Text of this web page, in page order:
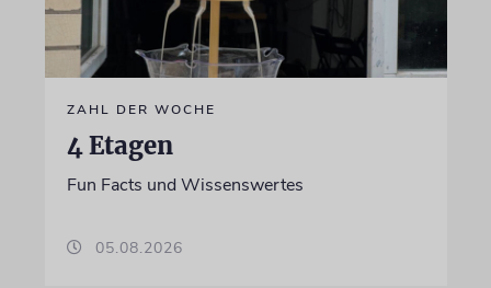
ZAHL DER WOCHE
4 Etagen
Fun Facts und Wissenswertes
05.08.2026